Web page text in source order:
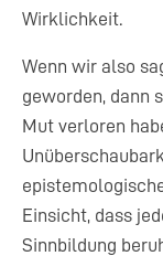
Wirklichkeit.
Wenn wir also
geworden, dann
Mut verloren
Einsicht, dass
Sinnbildung